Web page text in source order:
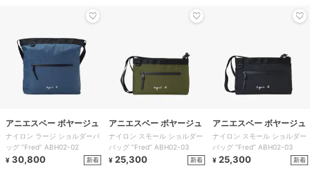
アニエスベー ボヤージュ
ナイロン ラージ ショルダーバ
ッグ ”Fred” ABH02-02
¥ 30,800 新着
アニエスベー ボヤージュ
ナイロン スモール ショルダー
バッグ ”Fred” ABH02-03
¥ 25,300 新着
アニエスベー ボヤージュ
ナイロン スモール ショルダー
バッグ ”Fred” ABH02-03
¥ 25,300 新着